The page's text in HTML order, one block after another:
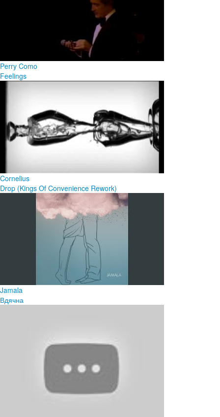
Perry Como
Feelings
Cornelius
Drop (Kings Of Convenience Rework)
Jamala
Вдячна